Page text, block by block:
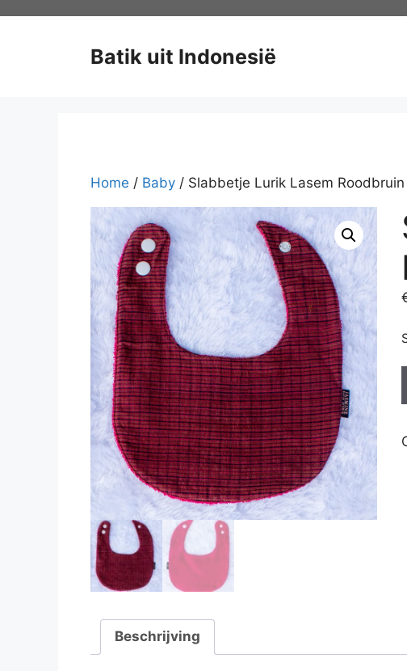
Batik uit Indonesië
Home / Baby / Slabbetje Lurik Lasem Roodbruin
Beschrijving